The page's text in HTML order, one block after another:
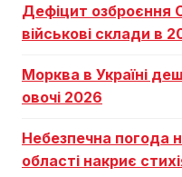
Дефіцит озброєння
військові склади в
Морква в Україні
овочі 2026
Небезпечна погода
області накриє